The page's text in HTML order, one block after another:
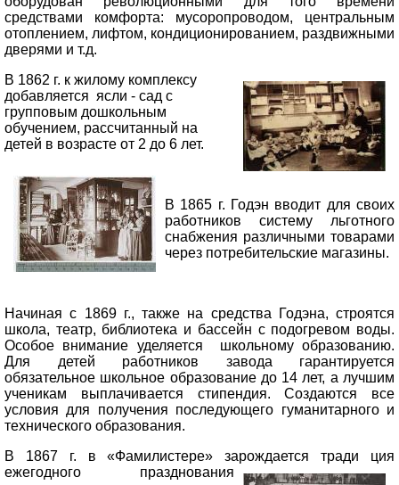
средствами комфорта: мусоропроводом, центральным
отоплением, лифтом, кондиционированием, раздвижными
дверями и т.д.
В 1862 г. к жилому комплексу
добавляется ясли - сад с
групповым дошкольным
обучением, рассчитанный на
детей в возрасте от 2 до 6 лет.
В 1865 г. Годэн вводит для своих
работников систему льготного
снабжения различными товарами
через потребительские магазины.
Начиная с 1869 г., также на средства Годэна, строятся
школа, театр, библиотека и бассейн с подогревом воды.
Особое внимание уделяется школьному образованию.
Для детей работников завода гарантируется
обязательное школьное образование до 14 лет, а лучшим
ученикам выплачивается стипендия. Создаются все
условия для получения последующего гуманитарного и
технического образования.
В 1867 г. в «Фамилистере» зарождается тради ция
ежегодного празднования